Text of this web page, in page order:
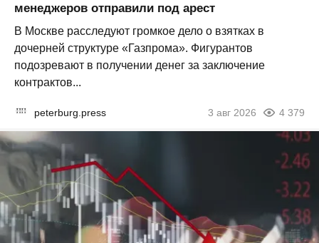
менеджеров отправили под арест
В Москве расследуют громкое дело о взятках в
дочерней структуре «Газпрома». Фигурантов
подозревают в получении денег за заключение
контрактов...
peterburg.press 3 авг 2026 4 379